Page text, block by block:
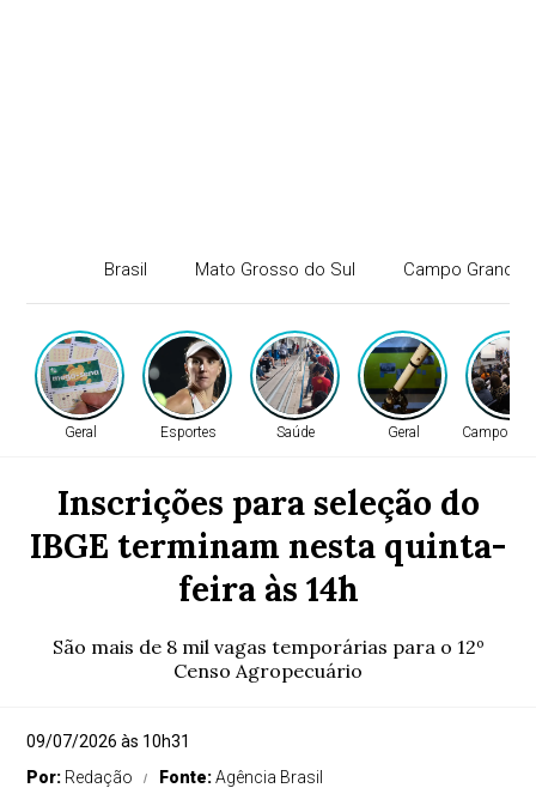
Brasil Mato Grosso do Sul Campo Grande
Geral Esportes Saúde Geral Campo
Inscrições para seleção do
IBGE terminam nesta quinta-
feira às 14h
São mais de 8 mil vagas temporárias para o 12º
Censo Agropecuário
09/07/2026 às 10h31
Por: Redação Fonte:Agência Brasil